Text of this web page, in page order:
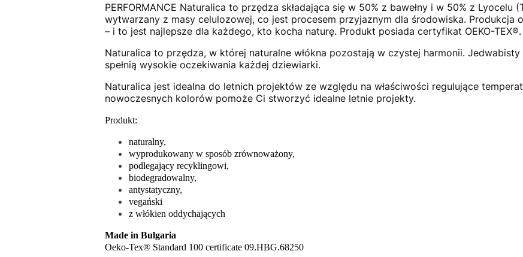
PERFORMANCE Naturalica to przędza składająca się w 50% z bawełny i w 50% z Lyocelu
wytwarzany z masy celulozowej, co jest procesem przyjaznym dla środowiska. Produkcja
– i to jest najlepsze dla każdego, kto kocha naturę. Produkt posiada certyfikat OEKO-TEX®.
Naturalica to przędza, w której naturalne włókna pozostają w czystej harmonii.
spełnią wysokie oczekiwania każdej dziewiarki.
Naturalica jest idealna do letnich projektów ze względu na właściwości regulujące
nowoczesnych kolorów pomoże Ci stworzyć idealne letnie projekty.
Produkt:
naturalny,
wyprodukowany w sposób zrównoważony,
podlegający recyklingowi,
biodegradowalny,
antystatyczny,
vegański
z włókien oddychających
Made in Bulgaria
Oeko-Tex® Standard 100 certificate 09.HBG.68250